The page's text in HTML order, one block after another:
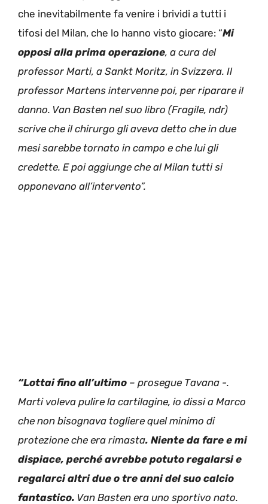
che inevitabilmente fa venire i brividi a tutti i
tifosi del Milan, che lo hanno visto giocare: “Mi
opposi alla prima operazione, a cura del
professor Marti, a Sankt Moritz, in Svizzera. Il
professor Martens intervenne poi, per riparare il
danno. Van Basten nel suo libro (Fragile, ndr)
scrive che il chirurgo gli aveva detto che in due
mesi sarebbe tornato in campo e che lui gli
credette. E poi aggiunge che al Milan tutti si
opponevano all’intervento”.
“Lottai fino all’ultimo – prosegue Tavana -.
Marti voleva pulire la cartilagine, io dissi a Marco
che non bisognava togliere quel minimo di
protezione che era rimasta. Niente da fare e mi
dispiace, perché avrebbe potuto regalarsi e
regalarci altri due o tre anni del suo calcio
fantastico. Van Basten era uno sportivo nato.